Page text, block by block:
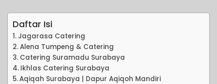
Daftar Isi
Jagarasa Catering
Alena Tumpeng & Catering
Catering Suramadu Surabaya
Ikhlas Catering Surabaya
Aqiqah Surabaya | Dapur Aqiqoh Mandiri